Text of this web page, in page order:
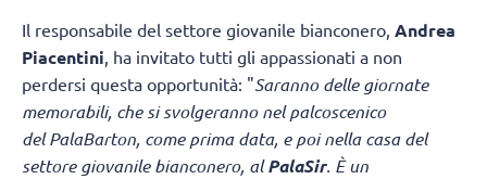
Il responsabile del settore giovanile bianconero, Andrea
Piacentini, ha invitato tutti gli appassionati a non
perdersi questa opportunità: "Saranno delle giornate
memorabili, che si svolgeranno nel palcoscenico
del PalaBarton, come prima data, e poi nella casa del
settore giovanile bianconero, alPalaSir. È un